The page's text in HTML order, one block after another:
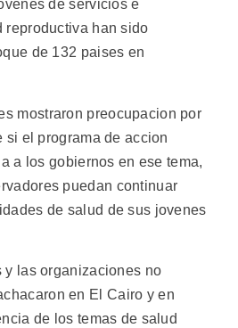
de servicios e
reproductiva han sido
de 132 paises en
mostraron preocupacion por
si el programa de accion
a los gobiernos en ese tema,
puedan continuar
de salud de sus jovenes
y las organizaciones no
en El Cairo y en
de los temas de salud